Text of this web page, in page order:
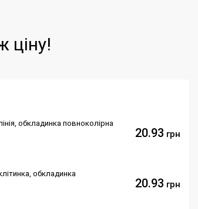
ціну!
обкладинка повноколірна
20.93 грн
обкладинка
20.93 грн